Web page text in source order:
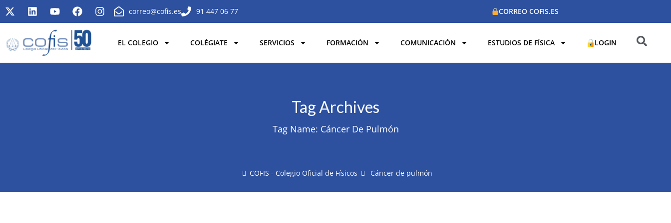
correo@cofis.es 91 447 06 77 CORREO COFIS.ES
EL COLEGIO COLÉGIATE SERVICIOS FORMACIÓN COMUNICACIÓN ESTUDIOS DE FÍSICA LOGIN
Tag Archives
Tag Name: Cáncer De Pulmón
COFIS - Colegio Oficial de Físicos Cáncer de pulmón